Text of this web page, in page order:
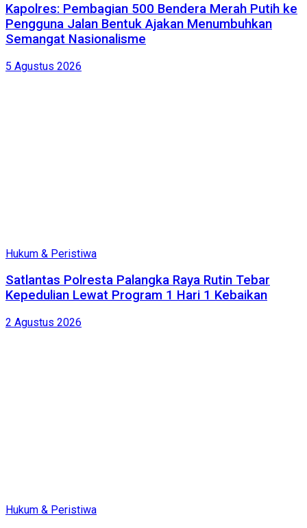
Kapolres: Pembagian 500 Bendera Merah Putih ke
Pengguna Jalan Bentuk Ajakan Menumbuhkan
Semangat Nasionalisme
5 Agustus 2026
Hukum & Peristiwa
Satlantas Polresta Palangka Raya Rutin Tebar
Kepedulian Lewat Program 1 Hari 1 Kebaikan
2 Agustus 2026
Hukum & Peristiwa